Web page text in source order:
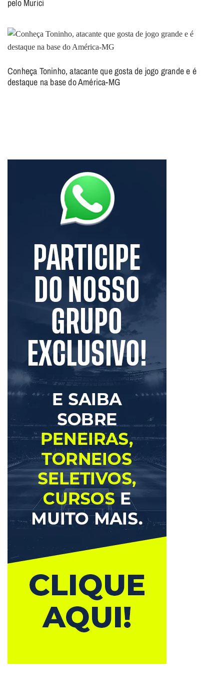
pelo Murici
Conheça Toninho, atacante que gosta de jogo grande e é
destaque na base do América-MG